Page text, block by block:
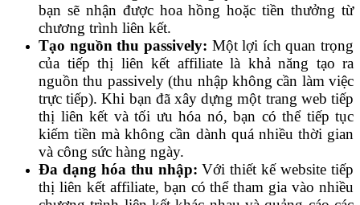
bạn sẽ nhận được hoa hồng hoặc tiền thưởng từ
chương trình liên kết.
Tạo nguồn thu passively: Một lợi ích quan trọng
của tiếp thị liên kết affiliate là khả năng tạo ra
nguồn thu passively (thu nhập không cần làm việc
trực tiếp). Khi bạn đã xây dựng một trang web tiếp
thị liên kết và tối ưu hóa nó, bạn có thể tiếp tục
kiếm tiền mà không cần dành quá nhiều thời gian
và công sức hàng ngày.
Đa dạng hóa thu nhập: Với thiết kế website tiếp
thị liên kết affiliate, bạn có thể tham gia vào nhiều